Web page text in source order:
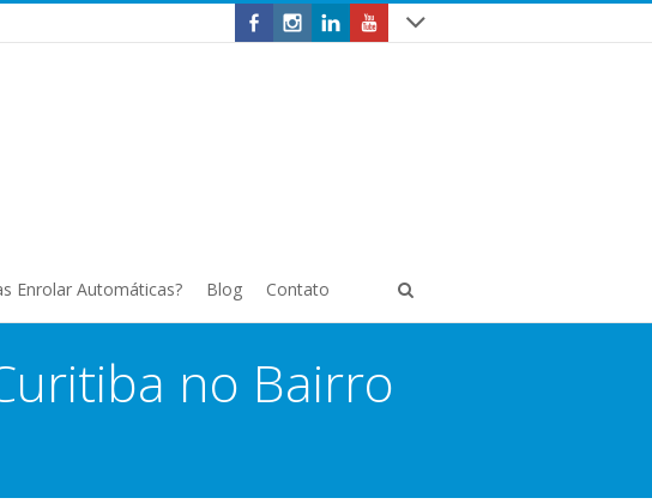
Enrolar Automáticas? Blog Contato
no Bairro